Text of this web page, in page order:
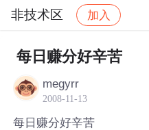
非技术区 加入
社区 非技术区
每日赚分好辛苦
megyrr
2008-11-13
每日赚分好辛苦